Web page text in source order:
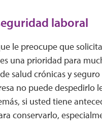
laboral
le preocupe que
una prioridad para
salud crónicas y
no puede despedirlo
si usted tiene
conservarlo,